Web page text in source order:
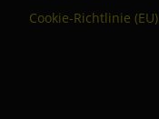
Cookie-Richtlinie (EU)